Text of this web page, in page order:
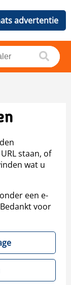
advertentie
staan, of
wat u
een e-
voor